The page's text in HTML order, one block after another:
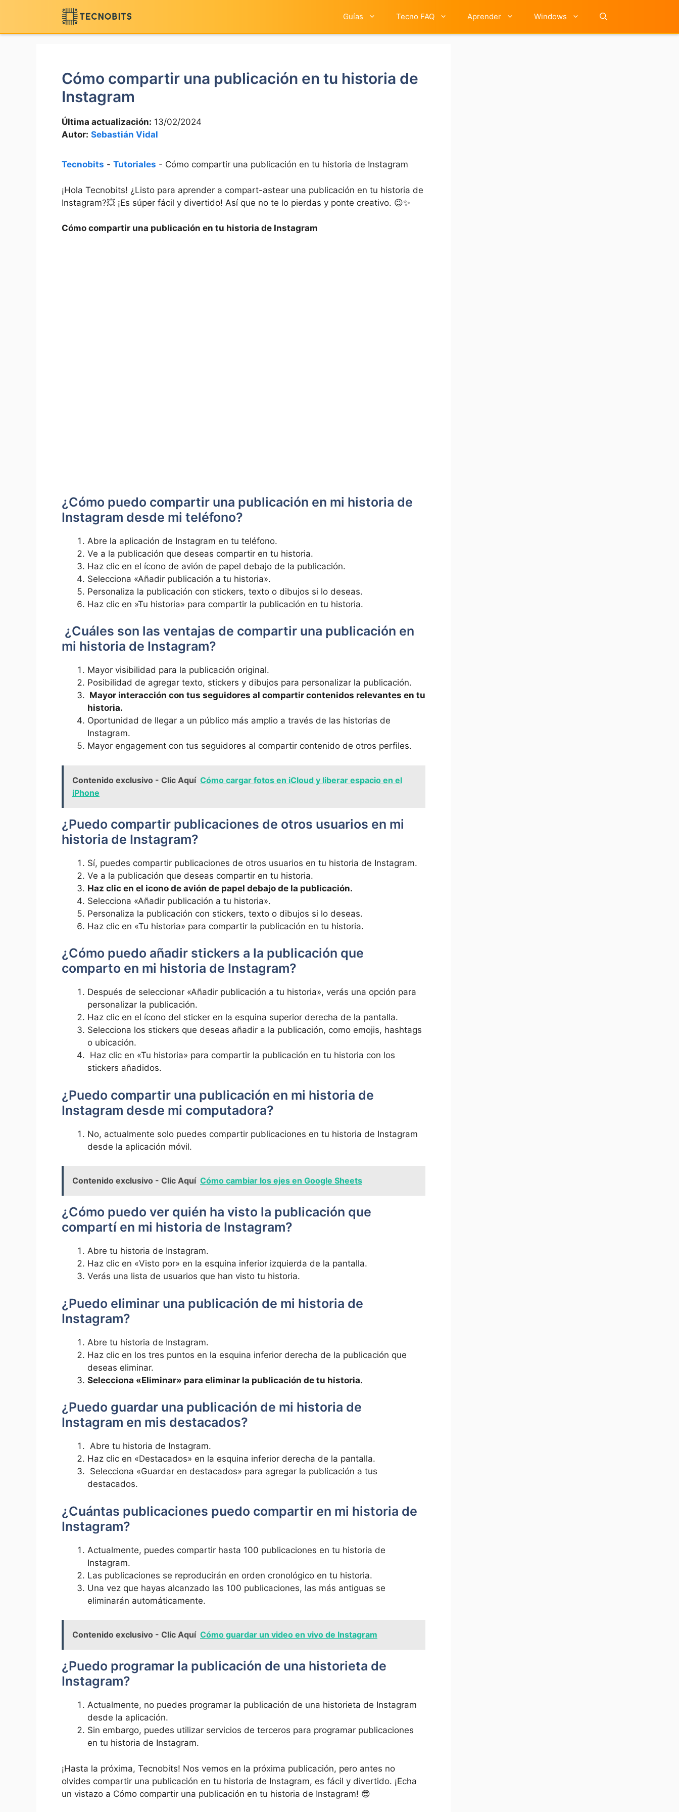
contenido
Guías Tecno FAQ Aprender Windows
Cómo compartir una publicación en tu historia de
Instagram
Última actualización: 13/02/2024
Autor: Sebastián Vidal
Tecnobits - Tutoriales - Cómo compartir una publicación en tu historia de Instagram
¡Hola Tecnobits! ¿Listo para aprender a compart-astear una publicación ⁢en tu historia de
Instagram?💥 ¡Es súper fácil ⁢y ‍divertido!‌ Así que no ⁣te lo pierdas y ponte creativo. 😉✨
Cómo compartir‍ una publicación en tu historia de Instagram
¿Cómo puedo compartir una publicación en‌ mi historia de
Instagram desde⁣ mi teléfono?
Abre la ​aplicación de Instagram en tu teléfono.
⁣Ve a la‌ publicación que deseas compartir en tu historia.
Haz clic en‍ el ‌ícono de avión de papel ‌debajo de ⁢la publicación.
Selecciona «Añadir publicación a tu⁤ historia».
Personaliza la publicación con stickers, texto o dibujos ⁣si lo⁤ deseas.
Haz clic en ‍»Tu historia» para compartir la publicación en tu historia.
‍ ¿Cuáles son las​ ventajas de compartir una publicación en
mi ‌historia de Instagram?
Mayor visibilidad para la publicación ‌original.
Posibilidad​ de​ agregar texto, stickers y dibujos para⁣ personalizar la publicación.
⁣ Mayor​ interacción ‌con‌ tus seguidores al ⁢compartir contenidos relevantes ​en⁤ tu
historia.
Oportunidad de llegar a un público más amplio a través de las historias de
Instagram.
Mayor​ engagement con tus seguidores al compartir contenido de otros perfiles.
Contenido exclusivo - Clic Aquí Cómo cargar fotos en iCloud y liberar espacio en el
iPhone
¿Puedo compartir publicaciones de ⁢otros usuarios en ‍mi
‍historia ⁣de Instagram?
Sí, puedes compartir publicaciones ⁢de otros usuarios ⁢en tu historia de Instagram.
Ve a la ‌publicación que deseas compartir en ‍tu historia.
Haz clic en el icono de avión de papel‍ debajo de la publicación.
Selecciona «Añadir publicación a tu historia».
Personaliza la publicación con stickers, texto o dibujos si lo deseas.
Haz clic⁤ en «Tu ⁢historia» para compartir la publicación en⁤ tu ⁢historia.
​¿Cómo ⁤puedo añadir stickers a la publicación que
comparto⁤ en mi historia⁢ de Instagram?
Después de seleccionar «Añadir publicación a tu historia», verás una opción para
⁢personalizar⁤ la publicación.
Haz clic⁣ en el ícono del sticker ⁤en la esquina ⁢superior derecha de la pantalla.
Selecciona los stickers que deseas añadir a la publicación, como emojis, hashtags ​
o ubicación.
‌ Haz clic en «Tu historia» para compartir la ⁢publicación en tu historia con ‌los
stickers añadidos.
⁢¿Puedo⁤ compartir una⁤ publicación en mi‌ historia ‍de
Instagram desde mi ⁢computadora?
No, actualmente solo ‌puedes compartir publicaciones en tu ⁣historia de Instagram
desde la aplicación móvil.
Contenido exclusivo - Clic Aquí Cómo cambiar los ejes en Google Sheets
¿Cómo puedo ver quién ⁢ha visto la‌ publicación que
compartí en ⁤mi ⁤historia de Instagram?
Abre tu historia de Instagram.
Haz clic en «Visto por» en‍ la esquina inferior izquierda de la pantalla.
Verás una lista de usuarios​ que han visto tu‍ historia.
¿Puedo‌ eliminar ‍una publicación de mi ‌historia de
Instagram?
Abre tu ​historia de Instagram.
Haz clic ​en los tres‍ puntos en la esquina inferior derecha de la publicación que
deseas eliminar.
Selecciona «Eliminar» para eliminar la publicación de tu historia.
¿Puedo ‍guardar una publicación de mi​ historia de
‌Instagram en mis destacados?
⁢ Abre tu‍ historia ‍de Instagram.
⁢Haz clic en «Destacados» ‌en la esquina‍ inferior derecha de la pantalla.
⁣ Selecciona «Guardar ​en destacados» para agregar la publicación a tus
destacados.
¿Cuántas⁢ publicaciones puedo compartir en mi historia ⁢de
Instagram?
Actualmente, puedes ⁤compartir⁣ hasta ⁣100 publicaciones en tu⁢ historia de
Instagram.
⁣Las publicaciones ​se reproducirán‍ en ⁣orden ​cronológico en tu historia.
Una vez que⁣ hayas ‍alcanzado ‌las 100 publicaciones,‌ las más antiguas ‌se
eliminarán ​automáticamente.
Contenido exclusivo - Clic Aquí Cómo guardar un video en vivo de Instagram
¿Puedo programar la publicación de una historieta de
Instagram?
Actualmente, ‌no⁤ puedes programar la⁢ publicación de una historieta de Instagram⁣
desde la aplicación.
Sin​ embargo, puedes utilizar servicios de terceros ⁣para ​programar publicaciones⁢
en tu historia de Instagram.
¡Hasta la próxima, Tecnobits! Nos vemos⁢ en ⁣la próxima publicación, pero antes no
olvides compartir una publicación⁣ en tu historia de Instagram,​ es fácil y ‌divertido. ¡Echa
un ⁢vistazo a Cómo compartir una publicación en tu historia de Instagram! ‍😎